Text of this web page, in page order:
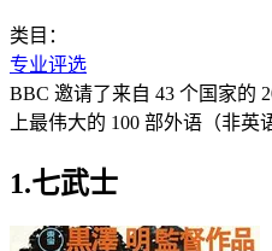
类目：
专业评选
BBC 邀请了来自 43 个国家的
上最伟大的 100 部外语（非英
1.七武士